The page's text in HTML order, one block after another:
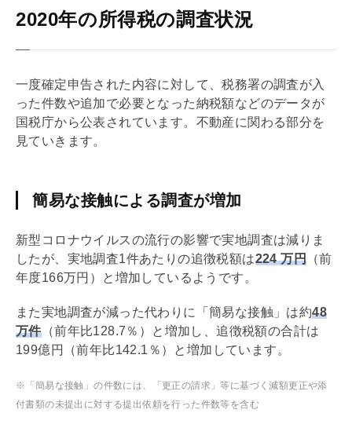
2020年の所得税の調査状況
一度確定申告された内容に対して、税務署の調査が入
った件数や追加で必要となった納税額などのデータが
国税庁から公表されています。不動産に関わる部分を
見ていきます。
簡易な接触による調査が増加
新型コロナウイルスの流行の影響で実地調査は減りま
したが、実地調査1件あたりの追徴税額は224 万円 （前
年度166万円）と増加しているようです。
また実地調査が減った代わりに「簡易な接触」は約48
万件（前年比128.7％）と増加し、追徴税額の合計は
199億円（前年比142.1％）と増加しています。
※「簡易な接触」の件数には、「更正の請求」等に基づく減額更正や添
付書類の未提出に対する提出依頼を⾏った件数等を含む